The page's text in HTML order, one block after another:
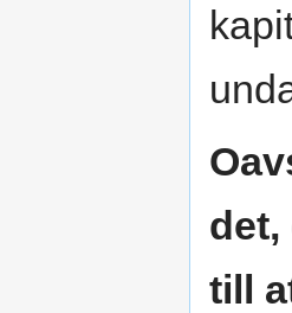
det,
till